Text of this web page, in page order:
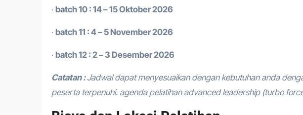
· batch 10 : 14 – 15 Oktober 2026
· batch 11 : 4 – 5 November 2026
· batch 12 : 2 – 3 Desember 2026
Catatan :Jadwal dapat menyesuaikan dengan kebutuhan anda
peserta terpenuhi. agenda pelatihan advanced leadership (turbo